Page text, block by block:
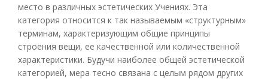
место в различных эстетических Учениях. Эта
категория относится к так называемым «структурным»
терминам, характеризующим общие принципы
строения вещи, ее качественной или количественной
характеристики. Будучи наиболее общей эстетической
категорией, мера тесно связана с целым рядом других